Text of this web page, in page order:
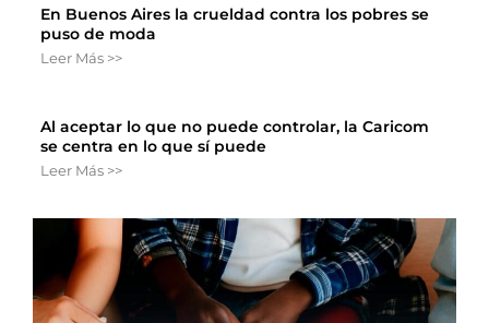
En Buenos Aires la crueldad contra los pobres se
puso de moda
Leer Más >>
Al aceptar lo que no puede controlar, la Caricom
se centra en lo que sí puede
Leer Más >>